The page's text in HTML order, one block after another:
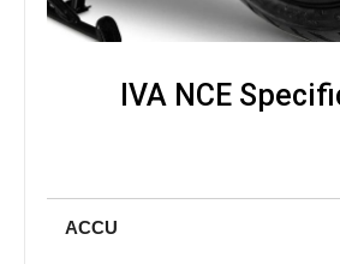
IVA NCE
ACCU